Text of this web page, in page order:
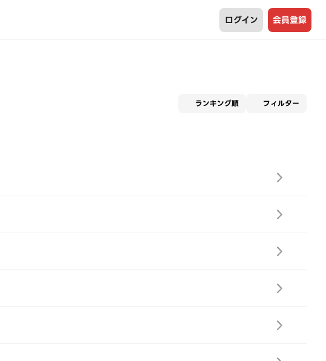
ログイン 会員登録
ランキング順 フィルター